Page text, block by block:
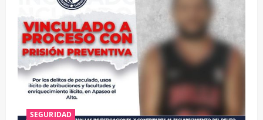
SEGURIDAD